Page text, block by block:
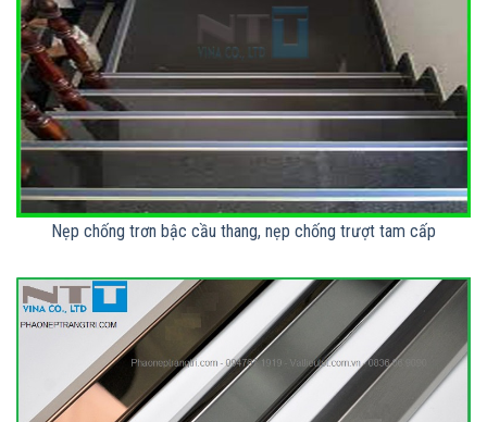
Nẹp chống trơn bậc cầu thang, nẹp chống trượt tam cấp